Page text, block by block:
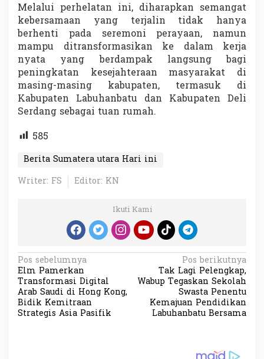
Melalui perhelatan ini, diharapkan semangat
kebersamaan yang terjalin tidak hanya
berhenti pada seremoni perayaan, namun
mampu ditransformasikan ke dalam kerja
nyata yang berdampak langsung bagi
peningkatan kesejahteraan masyarakat di
masing-masing kabupaten, termasuk di
Kabupaten Labuhanbatu dan Kabupaten Deli
Serdang sebagai tuan rumah.
585
Berita Sumatera utara Hari ini
Writer: FS
Editor: KN
Ikuti Kami
N
a
v
i
Pos sebelumnya
Elm Pamerkan
Transformasi Digital
Arab Saudi di Hong Kong,
Bidik Kemitraan
Strategis Asia Pasifik
Pos berikutnya
Tak Lagi Pelengkap,
Wabup Tegaskan Sekolah
Swasta Penentu
Kemajuan Pendidikan
Labuhanbatu Bersama